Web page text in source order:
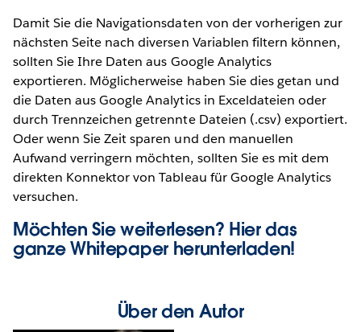
Damit Sie die Navigationsdaten von der vorherigen zur
nächsten Seite nach diversen Variablen filtern können,
sollten Sie Ihre Daten aus Google Analytics
exportieren. Möglicherweise haben Sie dies getan und
die Daten aus Google Analytics in Exceldateien oder
durch Trennzeichen getrennte Dateien (.csv) exportiert.
Oder wenn Sie Zeit sparen und den manuellen
Aufwand verringern möchten, sollten Sie es mit dem
direkten Konnektor von Tableau für Google Analytics
versuchen.
Möchten Sie weiterlesen? Hier das
ganzeWhitepaper herunterladen!
Über den Autor